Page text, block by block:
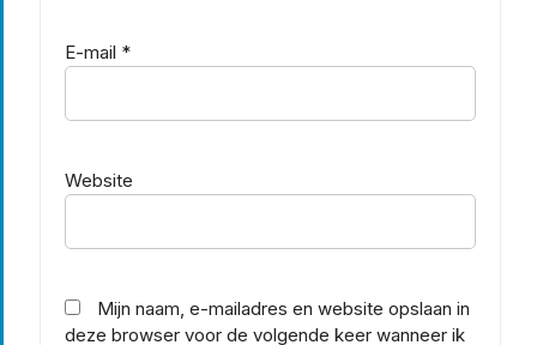
E-mail *
Website
Mijn naam, e-mailadres en website opslaan in
deze browser voor de volgende keer wanneer ik